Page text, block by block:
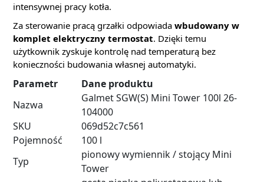
intensywnej pracy kotła.
Za sterowanie pracą grzałki odpowiada wbudowany w
komplet elektryczny termostat. Dzięki temu
użytkownik zyskuje kontrolę nad temperaturą bez
konieczności budowania własnej automatyki.
Parametr
Dane produktu
Nazwa
Galmet SGW(S) Mini Tower 100l 26-
104000
SKU
069d52c7c561
Pojemność
100 l
Typ
pionowy wymiennik / stojący Mini
Tower